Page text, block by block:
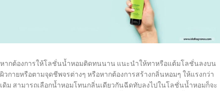
หากต้องการให้โลชั่นน้ำหอมติดทนนาน แนะนำให้ทาหรือแต้มโลชั่นลงบน
ผิวกายหรือตามจุดชีพจรต่างๆ หรือหากต้องการสร้างกลิ่นหอมๆ ให้แรงกว่า
เดิม สามารถเลือกน้ำหอมโทนกลิ่นเดียวกันฉีดทับลงไปในโลชั่นน้ำหอมก็จะ